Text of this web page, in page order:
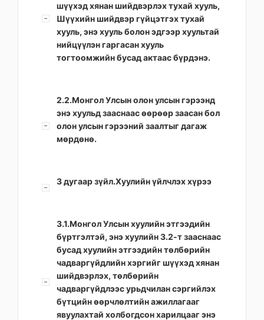
шүүхэд хянан шийдвэрлэх тухай хууль,
Шүүхийн шийдвэр гүйцэтгэх тухай
хууль, энэ хууль болон эдгээр хуультай
нийцүүлэн гаргасан хууль
тогтоомжийн бусад актаас бүрдэнэ.
2.2.Монгол Улсын олон улсын гэрээнд
энэ хуульд зааснаас өөрөөр заасан бол
олон улсын гэрээний заалтыг дагаж
мөрдөнө.
3 дугаар зүйл.Хуулийн үйлчлэх хүрээ
3.1.Монгол Улсын хуулийн этгээдийн
бүртгэлтэй, энэ хуулийн 3.2-т зааснаас
бусад хуулийн этгээдийн төлбөрийн
чадваргүйдлийн хэргийг шүүхэд хянан
шийдвэрлэх, төлбөрийн
чадваргүйдлээс урьдчилан сэргийлэх
бүтцийн өөрчлөлтийн ажиллагааг
явуулахтай холбогдсон харилцааг энэ